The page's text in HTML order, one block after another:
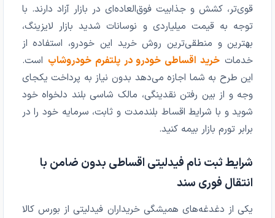
قوی‌تر، کشش و جذابیت فوق‌العاده‌ای در بازار آزاد دارند. با
توجه به قیمت میلیاردی و نوسانات شدید بازار لایزینگ،
بهترین و منطقی‌ترین روش خرید این خودرو، استفاده از
خدمات خرید اقساطی خودرو در پلتفرم خودروشاپ است.
این طرح به شما اجازه می‌دهد بدون نیاز به پرداخت یکجای
وجه و از بین رفتن نقدینگی، مالک شاسی بلند دلخواه خود
شوید و با شرایط اقساط بلندمدت و ثابت، سرمایه خود را در
برابر تورم بازار بیمه کنید.
شرایط ثبت نام فیدلیتی اقساطی بدون ضامن با
انتقال فوری سند
یکی از دغدغه‌های همیشگی خریداران فیدلیتی از بورس کالا